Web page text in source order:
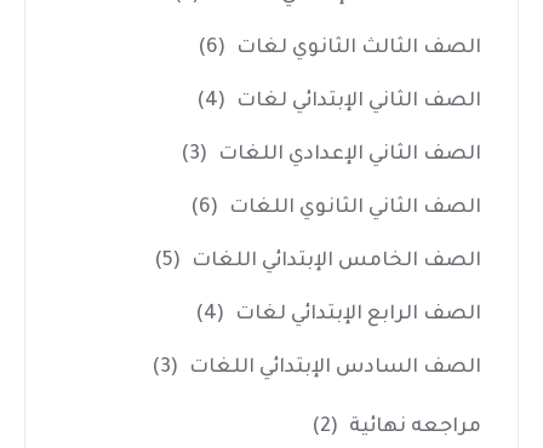
الصف الثالث الثانوي لغات (6)
الصف الثاني الإبتدائي لغات (4)
الصف الثاني الإعدادي اللغات (3)
الصف الثاني الثانوي اللغات (6)
الصف الخامس الإبتدائي اللغات (5)
الصف الرابع الإبتدائي لغات (4)
الصف السادس الإبتدائي اللغات (3)
مراجعه نهائية (2)